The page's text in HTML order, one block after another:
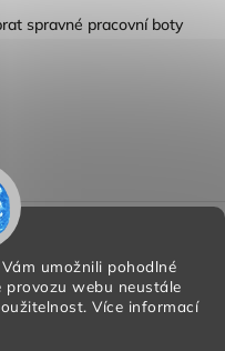
umožnili pohodlné
provozu webu neustále
Více informací
spravné pracovní boty
údajů